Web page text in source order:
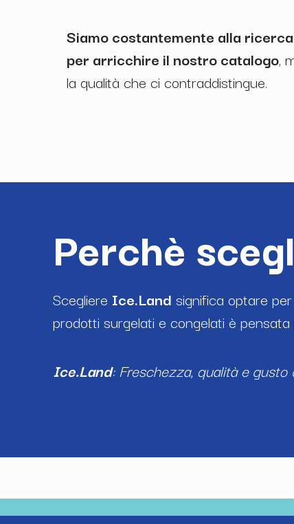
Siamo costantemente alla
per arricchire il nostro catalogo,
la qualità che ci contraddistingue.
Perchè
Scegliere Ice.Land significa optare per
prodotti surgelati e congelati è
Ice.Land: Freschezza, qualità e